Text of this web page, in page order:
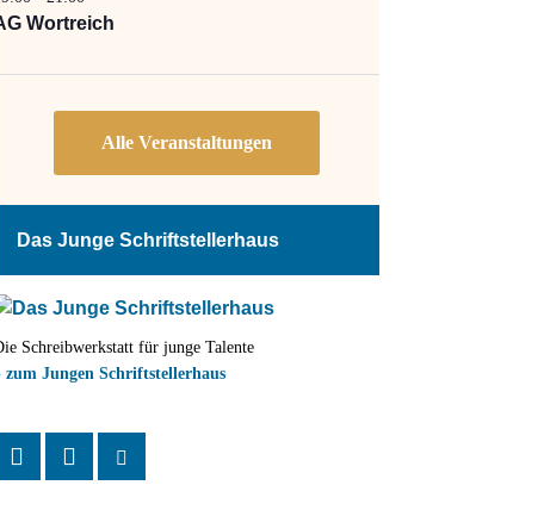
Wortreich
Das Junge Schriftstellerhaus
Schreibwerkstatt für junge Talente
zum Jungen Schriftstellerhaus